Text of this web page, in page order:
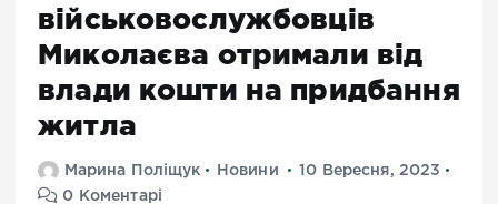
військовослужбовців
Миколаєва отримали від
влади кошти на придбання
житла
Марина Поліщук Новини
10 Вересня, 2023
0 Коментарі